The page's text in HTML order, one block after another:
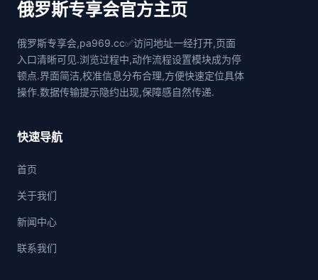
俄罗斯专享会官方主页
俄罗斯专享会,pa969.cc✅访问地址一经打开,页面
入口清晰可见.浏览过程中,动作流程设置模块成为停
顿点.界面简洁,校准信息分布合理,方便快速定位具体
操作.数据传输提示隐约出现,保障感自然传递.
快速导航
首页
关于我们
新闻中心
联系我们